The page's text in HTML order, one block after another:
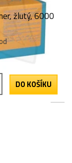
žlutý, 6000
DO KOŠÍKU